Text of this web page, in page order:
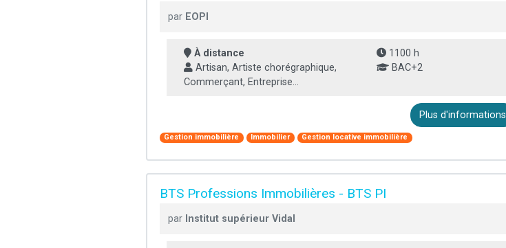
par EOPI
À distance 1100 h
Artisan, Artiste chorégraphique,
Commerçant, Entreprise...
BAC+2
Plus d'informations
Gestion immobilière Immobilier Gestion locative immobilière
BTS Professions Immobilières - BTS PI
par Institut supérieur Vidal